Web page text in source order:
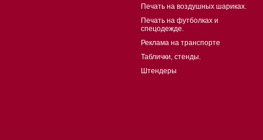
Печать на воздушных шариках.
Печать на футболках и
спецодежде.
Реклама на транспорте
Таблички, стенды.
Штендеры